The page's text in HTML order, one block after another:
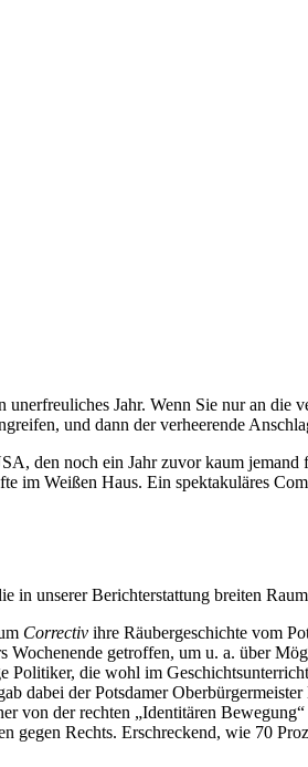
Jahr. Wenn Sie nur an die
und dann der verheerende
den noch ein Jahr zuvor kaum
im Weißen Haus. Ein spektakuläres
in unserer Berichterstattung breiten
Correctiv ihre Räubergeschichte vom
getroffen, um u. a. über
Politiker, die wohl im
dabei der Potsdamer
von der rechten „Identitären
gegen Rechts. Erschreckend, wie 70